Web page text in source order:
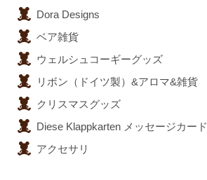
Dora Designs
ベア雑貨
ウェルシュコーギーグッズ
リボン（ドイツ製）&アロマ&雑貨
クリスマスグッズ
Diese Klappkarten メッセージカード
アクセサリ